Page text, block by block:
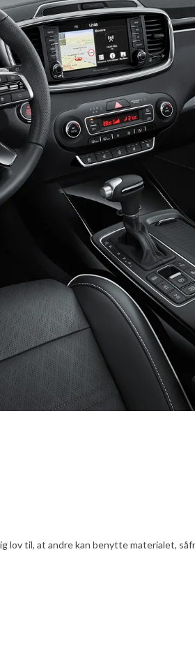
til, at andre kan benytte materialet,